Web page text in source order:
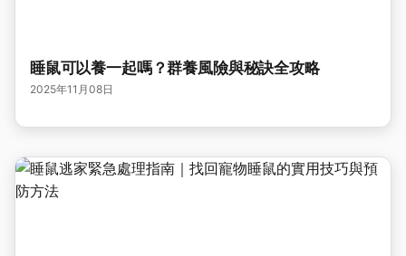
睡鼠可以養一起嗎？群養風險與秘訣全攻略
2025年11月08日